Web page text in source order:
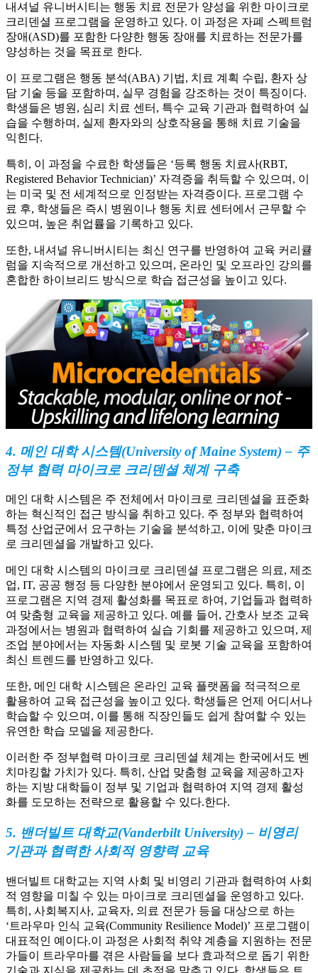
내셔널 유니버시티는 행동 치료 전문가 양성을 위한 마이크로
크리덴셜 프로그램을 운영하고 있다. 이 과정은 자폐 스펙트럼
장애(ASD)를 포함한 다양한 행동 장애를 치료하는 전문가를
양성하는 것을 목표로 한다.
이 프로그램은 행동 분석(ABA) 기법, 치료 계획 수립, 환자 상
담 기술 등을 포함하며, 실무 경험을 강조하는 것이 특징이다.
학생들은 병원, 심리 치료 센터, 특수 교육 기관과 협력하여 실
습을 수행하며, 실제 환자와의 상호작용을 통해 치료 기술을
익힌다.
특히, 이 과정을 수료한 학생들은 ‘등록 행동 치료사(RBT,
Registered Behavior Technician)’ 자격증을 취득할 수 있으며, 이
는 미국 및 전 세계적으로 인정받는 자격증이다. 프로그램 수
료 후, 학생들은 즉시 병원이나 행동 치료 센터에서 근무할 수
있으며, 높은 취업률을 기록하고 있다.
또한, 내셔널 유니버시티는 최신 연구를 반영하여 교육 커리큘
럼을 지속적으로 개선하고 있으며, 온라인 및 오프라인 강의를
혼합한 하이브리드 방식으로 학습 접근성을 높이고 있다.
4. 메인 대학 시스템(University of Maine System) – 주
정부 협력 마이크로 크리덴셜 체계 구축
메인 대학 시스템은 주 전체에서 마이크로 크리덴셜을 표준화
하는 혁신적인 접근 방식을 취하고 있다. 주 정부와 협력하여
특정 산업군에서 요구하는 기술을 분석하고, 이에 맞춘 마이크
로 크리덴셜을 개발하고 있다.
메인 대학 시스템의 마이크로 크리덴셜 프로그램은 의료, 제조
업, IT, 공공 행정 등 다양한 분야에서 운영되고 있다. 특히, 이
프로그램은 지역 경제 활성화를 목표로 하여, 기업들과 협력하
여 맞춤형 교육을 제공하고 있다. 예를 들어, 간호사 보조 교육
과정에서는 병원과 협력하여 실습 기회를 제공하고 있으며, 제
조업 분야에서는 자동화 시스템 및 로봇 기술 교육을 포함하여
최신 트렌드를 반영하고 있다.
또한, 메인 대학 시스템은 온라인 교육 플랫폼을 적극적으로
활용하여 교육 접근성을 높이고 있다. 학생들은 언제 어디서나
학습할 수 있으며, 이를 통해 직장인들도 쉽게 참여할 수 있는
유연한 학습 모델을 제공한다.
이러한 주 정부협력 마이크로 크리덴셜 체계는 한국에서도 벤
치마킹할 가치가 있다. 특히, 산업 맞춤형 교육을 제공하고자
하는 지방 대학들이 정부 및 기업과 협력하여 지역 경제 활성
화를 도모하는 전략으로 활용할 수 있다.한다.
5. 밴더빌트 대학교(Vanderbilt University) – 비영리
기관과 협력한 사회적 영향력 교육
밴더빌트 대학교는 지역 사회 및 비영리 기관과 협력하여 사회
적 영향을 미칠 수 있는 마이크로 크리덴셜을 운영하고 있다.
특히, 사회복지사, 교육자, 의료 전문가 등을 대상으로 하는
‘트라우마 인식 교육(Community Resilience Model)’ 프로그램이
대표적인 예이다.이 과정은 사회적 취약 계층을 지원하는 전문
가들이 트라우마를 겪은 사람들을 보다 효과적으로 돕기 위한
기술과 지식을 제공하는 데 초점을 맞추고 있다. 학생들은 트